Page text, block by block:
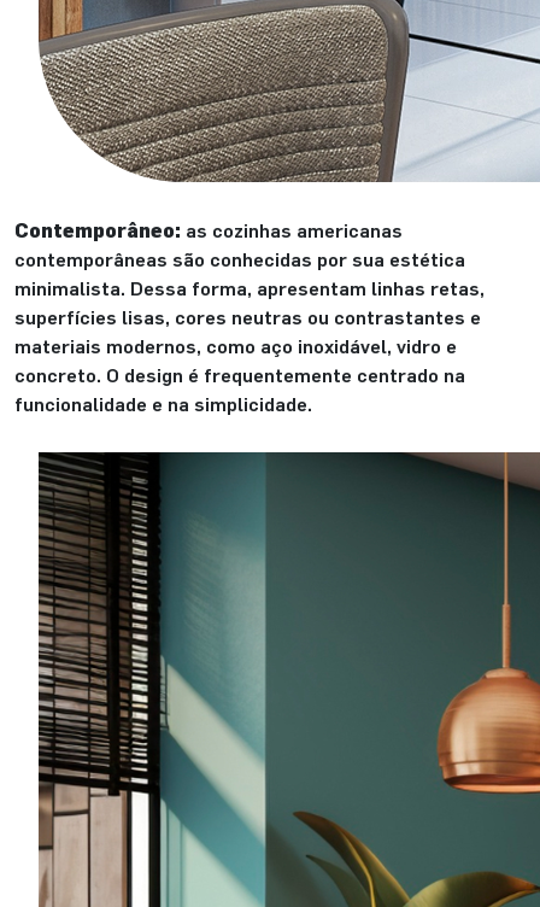
Contemporâneo: as cozinhas americanas
contemporâneas são conhecidas por sua estética
minimalista. Dessa forma, apresentam linhas retas,
superfícies lisas, cores neutras ou contrastantes e
materiais modernos, como aço inoxidável, vidro e
concreto. O design é frequentemente centrado na
funcionalidade e na simplicidade.